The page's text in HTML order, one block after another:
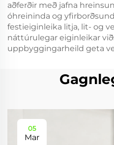
aðferðir með jafna
óhreininda og
festieiginleika litja, lit- og
náttúrulegar eiginleikar
uppbyggingarheild geta
05
Mar